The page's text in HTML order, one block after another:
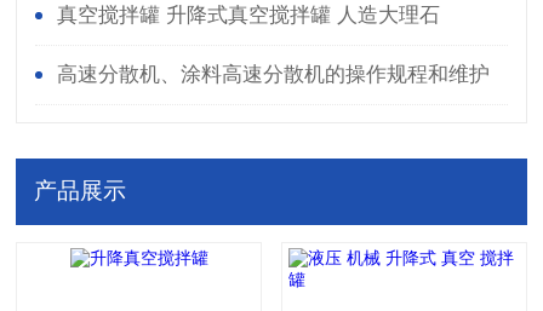
真空搅拌罐 升降式真空搅拌罐 人造大理石
高速分散机、涂料高速分散机的操作规程和维护
产品展示